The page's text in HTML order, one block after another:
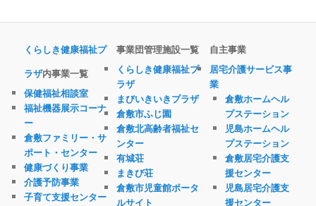
くらしき健康福祉プ
ラザ内事業一覧
保健福祉相談室
福祉機器展示コーナ
ー
倉敷ファミリー・サ
ポート・センター
健康づくり事業
介護予防事業
子育て支援センター
事業団管理施設一覧
くらしき健康福祉プ
ラザ
まびいきいきプラザ
倉敷市ふじ園
倉敷北高齢者福祉セ
ンター
有城荘
まきび荘
倉敷市児童館ポータ
ルサイト
自主事業
居宅介護サービス事
業
倉敷ホームヘル
プステーション
児島ホームヘル
プステーション
倉敷居宅介護支
援センター
児島居宅介護支
援センター